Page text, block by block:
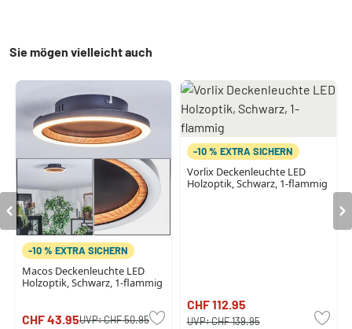
Sie mögen vielleicht auch
-10 % EXTRA SICHERN
Macos Deckenleuchte LED
Holzoptik, Schwarz, 1-flammig
CHF 43.95UVP:CHF 50.95
-10 % EXTRA SICHERN
Vorlix Deckenleuchte LED
Holzoptik, Schwarz, 1-flammig
CHF 112.95
UVP:CHF 139.95